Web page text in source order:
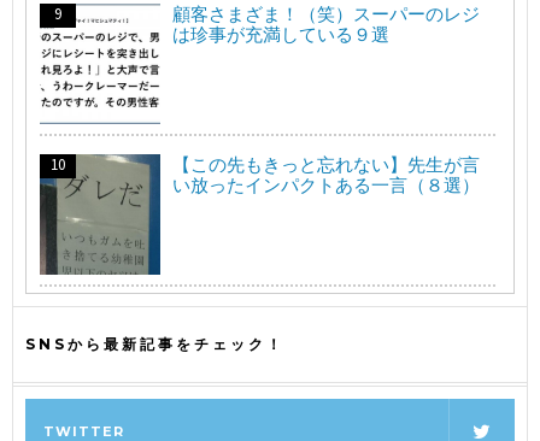
顧客さまざま！（笑）スーパーのレジ
は珍事が充満している９選
【この先もきっと忘れない】先生が言
い放ったインパクトある一言（８選）
SNSから最新記事をチェック！
TWITTER